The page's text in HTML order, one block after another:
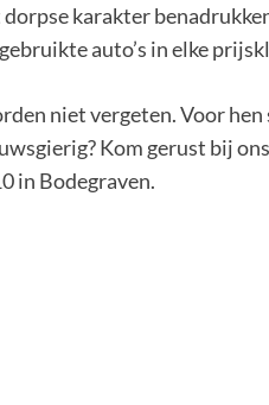
karakter
auto’s in elke
niet vergeten. Voor
Kom gerust bij
in Bodegraven.